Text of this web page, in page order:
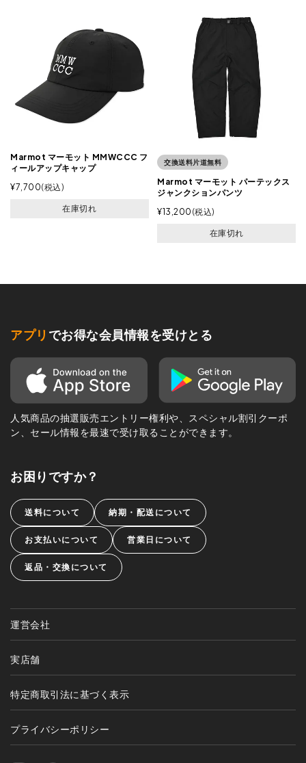
Marmot マーモット MMWCCC フ
ィールアップキャップ
¥7,700 税込
在庫切れ
交換送料片道無料
Marmot マーモット パーテックス
ジャンクションパンツ
¥13,200 税込
在庫切れ
アプリ でお得な会員情報を受けとる
人気商品の抽選販売エントリー権利や、スペシャル割引クーポ
ン、セール情報を最速で受け取ることができます。
お困りですか？
送料について 納期・配送について
お支払いについて 営業日について
返品・交換について
運営会社
実店舗
特定商取引法に基づく表示
プライバシーポリシー